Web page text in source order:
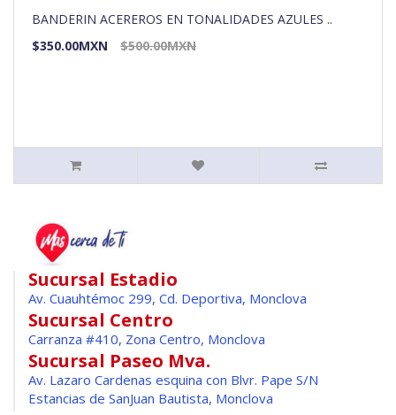
BANDERIN ACEREROS EN TONALIDADES AZULES ..
$350.00MXN
$500.00MXN
Sucursal Estadio
Av. Cuauhtémoc 299, Cd. Deportiva, Monclova
Sucursal Centro
Carranza #410, Zona Centro, Monclova
Sucursal Paseo Mva.
Av. Lazaro Cardenas esquina con Blvr. Pape S/N
Estancias de SanJuan Bautista, Monclova